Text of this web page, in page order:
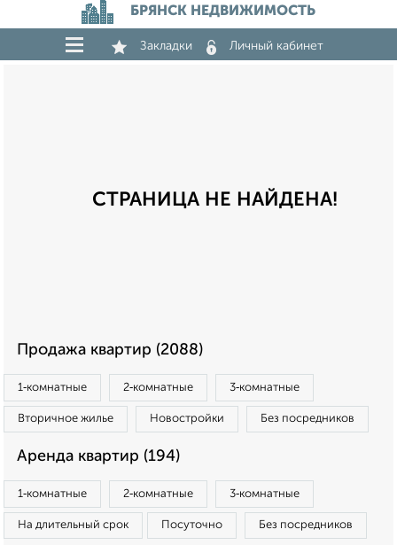
БРЯНСК НЕДВИЖИМОСТЬ
Закладки Личный кабинет
СТРАНИЦА НЕ НАЙДЕНА!
Продажа квартир (2088)
1‑комнатные 2‑комнатные 3‑комнатные
Вторичное жилье Новостройки Без посредников
Аренда квартир (194)
1‑комнатные 2‑комнатные 3‑комнатные
На длительный срок Посуточно Без посредников